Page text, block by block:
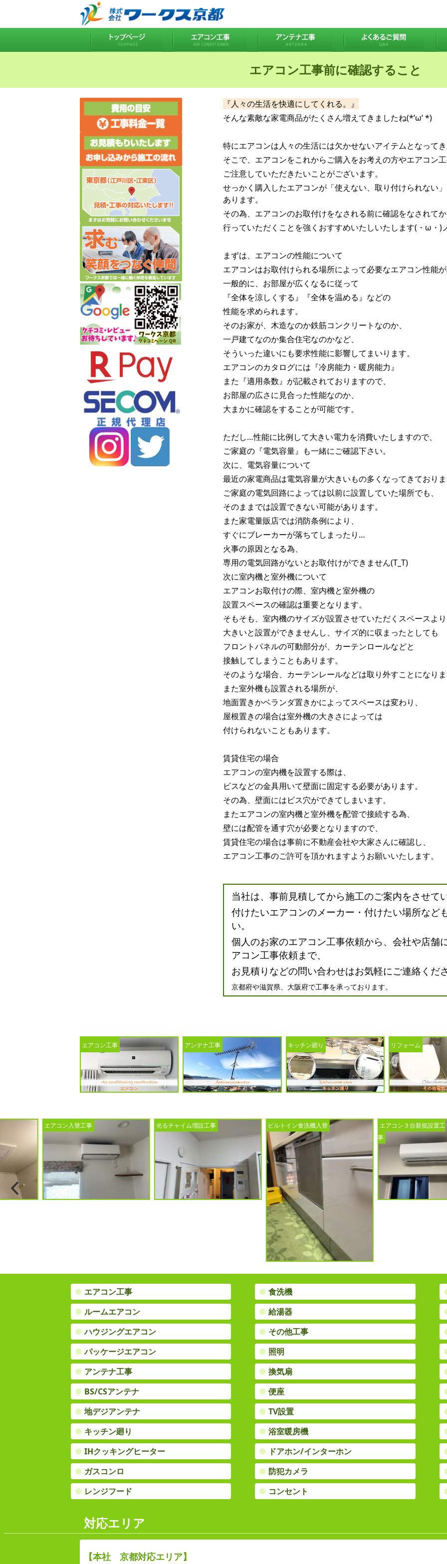
エアコン工事前に確認すること
『人々の生活を快適にしてくれる。』
そんな素敵な家電商品がたくさん増えてきましたね(*‘ω‘ *)
特にエアコンは人々の生活には欠かせないアイテムとなって
そこで、エアコンをこれからご購入をお考えの方やエアコン
ご注意していただきたいことがございます。
せっかく購入したエアコンが「使えない、取り付けられない
あります。
その為、エアコンのお取付けをなされる前に確認をなされて
行っていただくことを強くおすすめいたしいたします(・ω・)
まずは、エアコンの性能について
エアコンはお取付けられる場所によって必要なエアコン性能
一般的に、お部屋が広くなるに従って
『全体を涼しくする』『全体を温める』などの
性能を求められます。
そのお家が、木造なのか鉄筋コンクリートなのか、
一戸建てなのか集合住宅なのかなど、
そういった違いにも要求性能に影響してまいります。
エアコンのカタログには『冷房能力・暖房能力』
また『適用条数』が記載されておりますので、
お部屋の広さに見合った性能なのか、
大まかに確認をすることが可能です。
ただし…性能に比例して大きい電力を消費いたしますので、
ご家庭の『電気容量』も一緒にご確認下さい。
次に、電気容量について
最近の家電商品は電気容量が大きいもの多くなってきておりま
ご家庭の電気回路によっては以前に設置していた場所でも、
そのままでは設置できない可能があります。
また家電量販店では消防条例により、
すぐにブレーカーが落ちてしまったり…
火事の原因となる為、
専用の電気回路がないとお取付けができません(T_T)
次に室内機と室外機について
エアコンお取付けの際、室内機と室外機の
設置スペースの確認は重要となります。
そもそも、室内機のサイズが設置させていただくスペースより
大きいと設置ができませんし、サイズ的に収まったとしても
フロントパネルの可動部分が、カーテンロールなどと
接触してしまうこともあります。
そのような場合、カーテンレールなどは取り外すことになり
また室外機も設置される場所が、
地面置きかベランダ置きかによってスペースは変わり、
屋根置きの場合は室外機の大きさによっては
付けられないこともあります。
賃貸住宅の場合
エアコンの室内機を設置する際は、
ビスなどの金具用いて壁面に固定する必要があります。
その為、壁面にはビス穴ができてしまいます。
またエアコンの室内機と室外機を配管で接続する為、
壁には配管を通す穴が必要となりますので、
賃貸住宅の場合は事前に不動産会社や大家さんに確認し、
エアコン工事のご許可を頂かれますようお願いいたします。
当社は、事前見積してから施工のご案内をさせて
付けたいエアコンのメーカー・付けたい場所など
い。
個人のお家のエアコン工事依頼から、会社や店舗
アコン工事依頼まで、
お見積りなどの問い合わせはお気軽にご連絡くだ
京都府や滋賀県、大阪府で工事を承っております。
エアコン工事 アンテナ工事 キッチン廻り リフォーム
光るチャイム増設工事 ビルトイン食洗機入替
エアコン３台新規設置工
事
ガス給湯器入替工事
● エアコン工事
●ルームエアコン
●ハウジングエアコン
●パッケージエアコン
● アンテナ工事
● BS/CSアンテナ
●地デジアンテナ
● キッチン廻り
●IHクッキングヒーター
● ガスコンロ
● レンジフード
●食洗機
●給湯器
● その他工事
● 照明
●換気扇
●便座
●TV設置
●浴室暖房機
● ドアホン/インターホン
● 防犯カメラ
● コンセント
対応エリア
【本社 京都対応エリア】